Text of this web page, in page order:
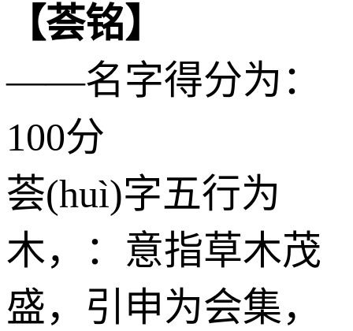
【荟铭】
——名字得分为：
100分
荟(huì)字五行为
木，：意指草木茂
盛，引申为会集，